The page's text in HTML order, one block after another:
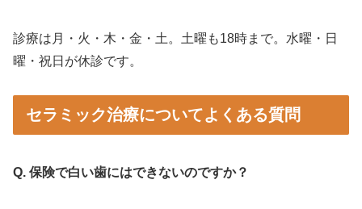
診療は月・火・木・金・土。土曜も18時まで。水曜・日
曜・祝日が休診です。
セラミック治療についてよくある質問
Q. 保険で白い歯にはできないのですか？